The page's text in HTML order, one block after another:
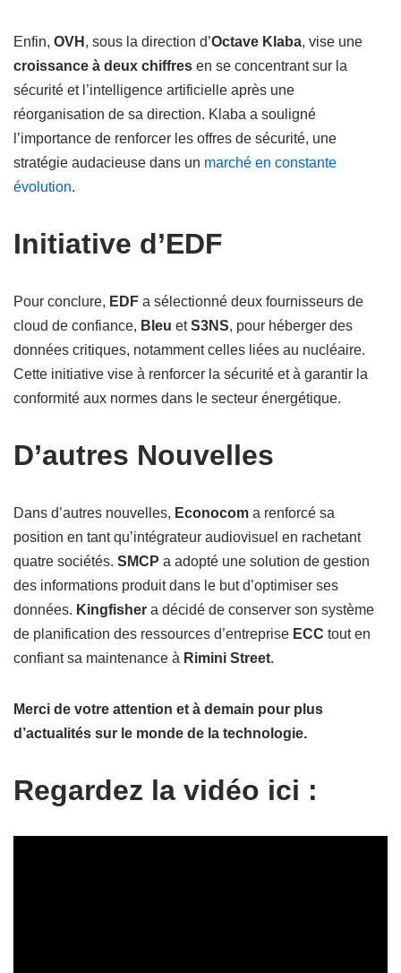
Enfin, OVH , sous la direction d’Octave Klaba, vise une
croissance à deux chiffres en se concentrant sur la
sécurité et l’intelligence artificielle après une
réorganisation de sa direction. Klaba a souligné
l’importance de renforcer les offres de sécurité, une
stratégie audacieuse dans un marché en constante
évolution.
Initiative d’EDF
Pour conclure, EDF a sélectionné deux fournisseurs de
cloud de confiance, Bleu etS3NS, pour héberger des
données critiques, notamment celles liées au nucléaire.
Cette initiative vise à renforcer la sécurité et à garantir la
conformité aux normes dans le secteur énergétique.
D’autres Nouvelles
Dans d’autres nouvelles, Econocom a renforcé sa
position en tant qu’intégrateur audiovisuel en rachetant
quatre sociétés. SMCP a adopté une solution de gestion
des informations produit dans le but d’optimiser ses
données. Kingfisher a décidé de conserver son système
de planification des ressources d’entreprise ECC tout en
confiant sa maintenance à Rimini Street.
Merci de votre attention et à demain pour plus
d’actualités sur le monde de la technologie.
Regardez la vidéo ici :